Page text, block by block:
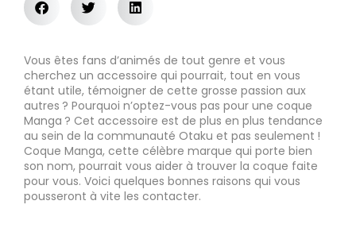
Vous êtes fans d’animés de tout genre et vous
cherchez un accessoire qui pourrait, tout en vous
étant utile, témoigner de cette grosse passion aux
autres ? Pourquoi n’optez-vous pas pour une coque
Manga ? Cet accessoire est de plus en plus tendance
au sein de la communauté Otaku et pas seulement !
Coque Manga, cette célèbre marque qui porte bien
son nom, pourrait vous aider à trouver la coque faite
pour vous. Voici quelques bonnes raisons qui vous
pousseront à vite les contacter.